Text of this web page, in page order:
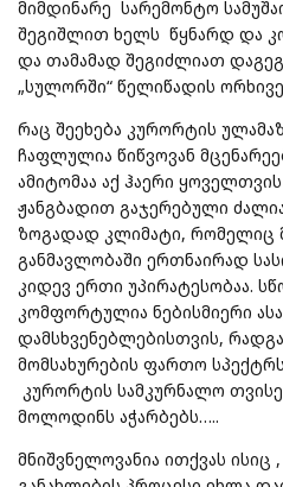
მიმდინარე სარემონტო
შეგიშლით ხელს წყნარდ და
და თამამად შეგიძლიათ
„სულორში“ წელიწადის
რაც შეეხება კურორტის
ჩაფლულია წიწვოვან
ამიტომაა აქ ჰაერი
ჟანგბადით გაჯერებული
ზოგადად კლიმატი, რომელიც
განმავლობაში ერთნაირად
კიდევ ერთი უპირატესობაა.
კომფორტულია ნებისმიერი
დამსხვენებლებისთვის,
მომსახურების ფართო
კურორტის სამკურნალო
მოლოდინს აჭარბებს…..
მნიშვნელოვანია ითქვას ისიც